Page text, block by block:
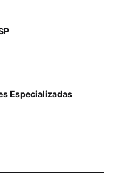
Especializadas